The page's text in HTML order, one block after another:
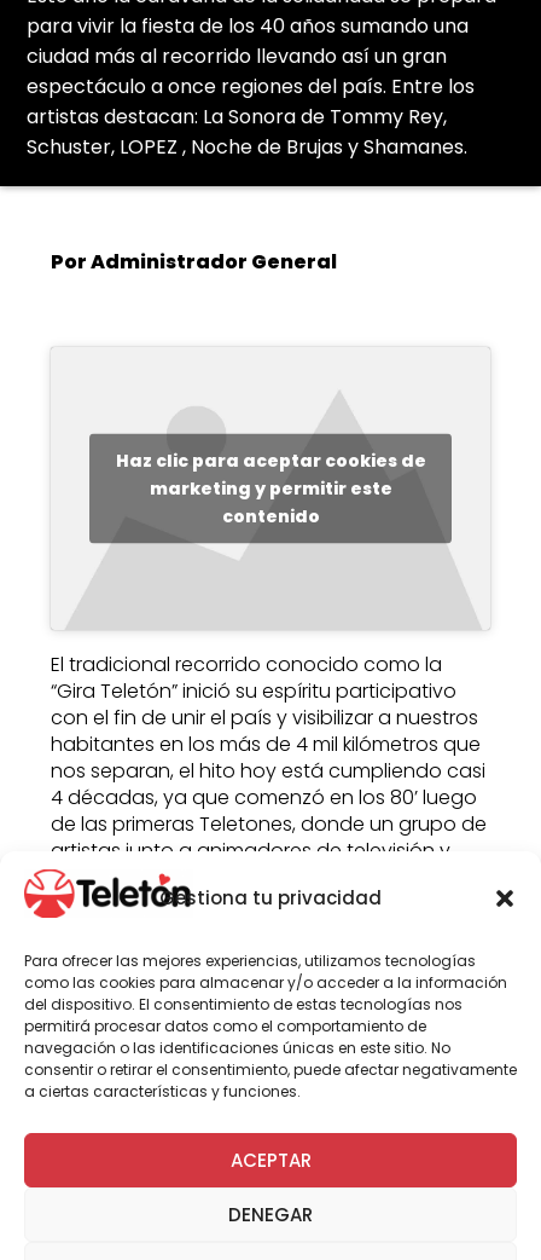
Gestiona tu privacidad
Para ofrecer las mejores experiencias, utilizamos tecnologías
como las cookies para almacenar y/o acceder a la información
del dispositivo. El consentimiento de estas tecnologías nos
permitirá procesar datos como el comportamiento de
navegación o las identificaciones únicas en este sitio. No
consentir o retirar el consentimiento, puede afectar negativamente
a ciertas características y funciones.
ACEPTAR
DENEGAR
para vivir la fiesta de los 40 años sumando una
ciudad más al recorrido llevando así un gran
espectáculo a once regiones del país. Entre los
artistas destacan: La Sonora de Tommy Rey,
Schuster, LOPEZ , Noche de Brujas y Shamanes.
Por Administrador General
Haz clic para aceptar cookies de
marketing y permitir este
contenido
El tradicional recorrido conocido como la
“Gira Teletón” inició su espíritu participativo
con el fin de unir el país y visibilizar a nuestros
habitantes en los más de 4 mil kilómetros que
nos separan, el hito hoy está cumpliendo casi
4 décadas, ya que comenzó en los 80’ luego
de las primeras Teletones, donde un grupo de
artistas junto a animadores de televisión y
radio, se presentan en diferentes regiones del
país, realizando actividades durante el día,
En esta nueva versión, los animadores y
artistas que ya dijeron presente son: La
Sonora de Tommy Rey; LOPEZ – banda
integrada por ex integrantes de Los Bunkers –;
Schuster, autor e intérprete de “Mi Regalo”,
Mariel Mariel, representante del género pop
urbano y «flow latino” y el consolidado grupo
Sinergia, entre otros.